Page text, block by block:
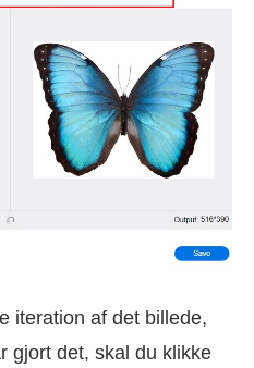
iteration af det billede,
gjort det, skal du klikke